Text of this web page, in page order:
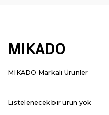
MIKADO
MIKADO Markalı Ürünler
Listelenecek bir ürün yok